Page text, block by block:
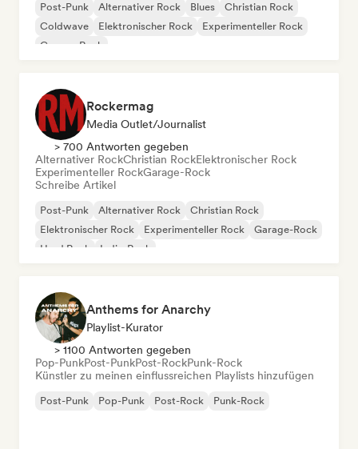
Post-Punk Alternativer Rock Blues
Christian Rock
Coldwave
Elektronischer Rock
Experimenteller Rock
Garage-Rock
Rockermag
Media Outlet/Journalist
> 700 Antworten gegeben
Alternativer RockChristian RockElektronischer Rock
Experimenteller RockGarage-Rock
Schreibe Artikel
Post-Punk Alternativer Rock
Christian Rock
Elektronischer Rock
Experimenteller Rock
Garage-Rock
Hard Rock
Indie-Rock
Anthems for Anarchy
Playlist-Kurator
> 1100 Antworten gegeben
Pop-PunkPost-PunkPost-RockPunk-Rock
Künstler zu meinen einflussreichen Playlists hinzufügen
Post-Punk Pop-Punk Post-Rock Punk-Rock